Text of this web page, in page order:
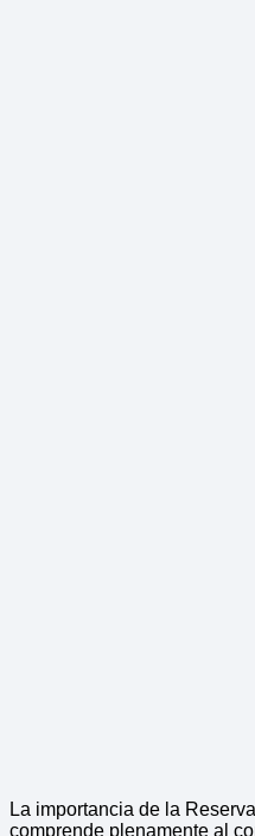
La importancia de la
comprende plenamente al